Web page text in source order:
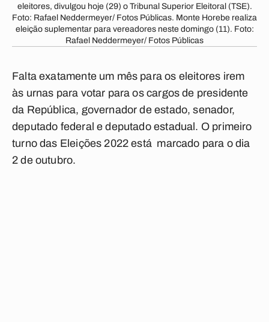
eleitores, divulgou hoje (29) o Tribunal Superior Eleitoral (TSE).
Foto: Rafael Neddermeyer/ Fotos Públicas. Monte Horebe realiza
eleição suplementar para vereadores neste domingo (11). Foto:
Rafael Neddermeyer/ Fotos Públicas
Falta exatamente um mês para os eleitores irem
às urnas para votar para os cargos de presidente
da República, governador de estado, senador,
deputado federal e deputado estadual. O primeiro
turno das Eleições 2022 está marcado para o dia
2 de outubro.